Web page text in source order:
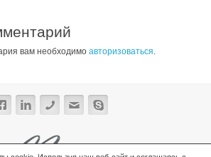
вам необходимо авторизоваться.